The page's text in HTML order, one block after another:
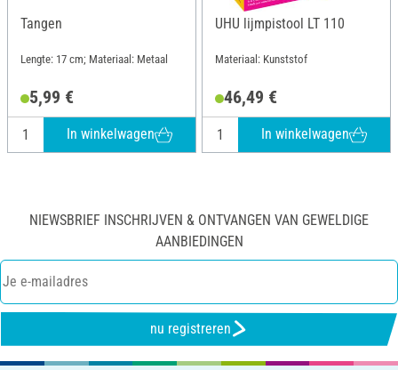
Tangen
Lengte: 17 cm; Materiaal: Metaal
5,99 €
In winkelwagen
UHU lijmpistool LT 110
Materiaal: Kunststof
46,49 €
In winkelwagen
NIEWSBRIEF INSCHRIJVEN & ONTVANGEN VAN GEWELDIGE
AANBIEDINGEN
nu registreren